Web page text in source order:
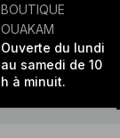
BOUTIQUE
OUAKAM
Ouverte du lundi
au samedi de 10
h à minuit.